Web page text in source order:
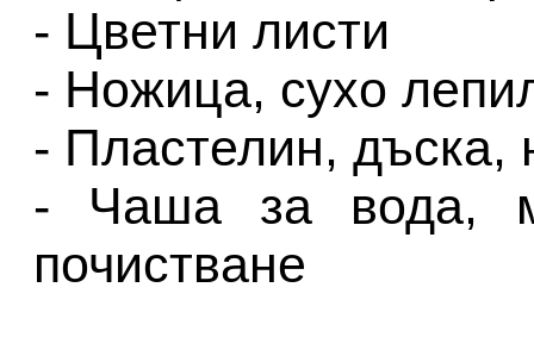
- Цветни листи
- Ножица, сухо
- Пластелин, дъска,
- Чаша за вода,
почистване